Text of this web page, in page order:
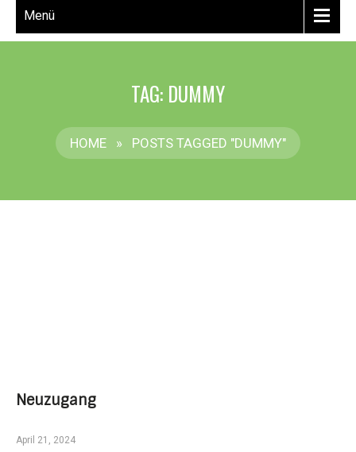
Menü
TAG: DUMMY
HOME » POSTS TAGGED "DUMMY"
Neuzugang
April 21, 2024